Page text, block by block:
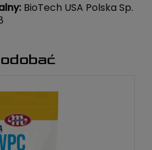
BioTech USA Polska Sp.